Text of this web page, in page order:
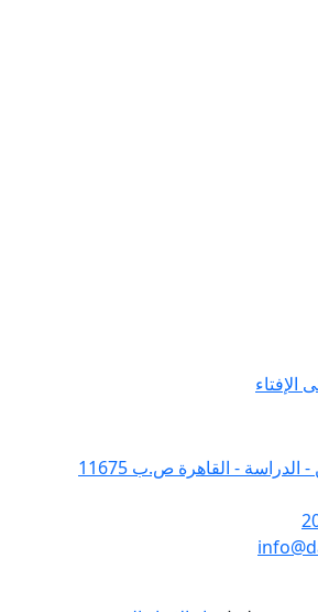
الإفتاء
الدراسة - القاهرة ص.ب 11675